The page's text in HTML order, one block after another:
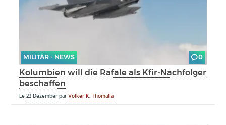
MILITÄR - NEWS 0
Kolumbien will die Rafale als Kfir-Nachfolger
beschaffen
Le22 DezemberparVolker K. Thomalla